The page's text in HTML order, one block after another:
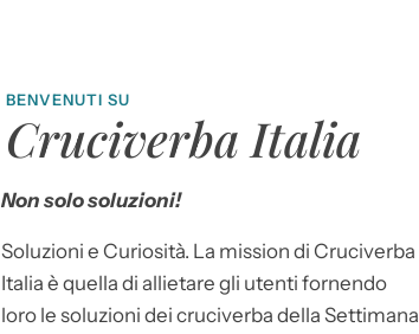
BENVENUTI SU
Cruciverba Italia
Non solo soluzioni!
Soluzioni e Curiosità. La mission di Cruciverba
Italia è quella di allietare gli utenti fornendo
loro le soluzioni dei cruciverba della Settimana